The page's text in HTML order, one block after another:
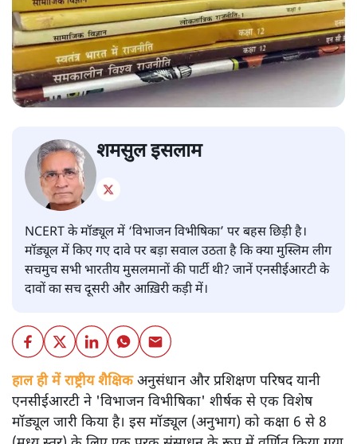
शमसुल इसलाम
NCERT के मॉड्यूल में ‘विभाजन विभीषिका’ पर बहस छिड़ी है।
मॉड्यूल में किए गए दावे पर बड़ा सवाल उठता है कि क्या मुस्लिम लीग
सचमुच सभी भारतीय मुसलमानों की पार्टी थी? जानें एनसीईआरटी के
दावों का सच दूसरी और आख़िरी कड़ी में।
हाल ही में राष्ट्रीय शैक्षिकअनुसंधान और प्रशिक्षण परिषद यानी
एनसीईआरटी ने 'विभाजन विभीषिका' शीर्षक से एक विशेष
मॉड्यूल जारी किया है। इस मॉड्यूल (अनुभाग) को कक्षा 6 से 8